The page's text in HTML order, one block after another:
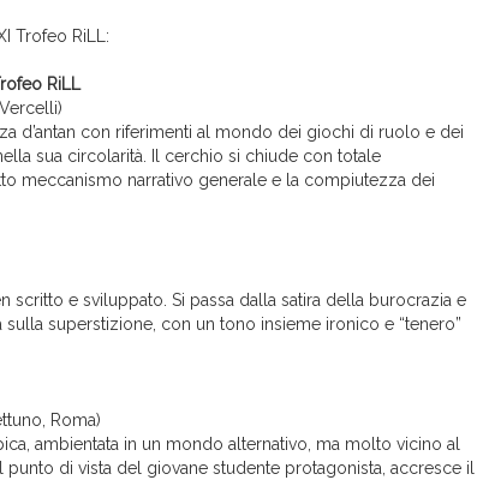
Trofeo RiLL:
RiLL
d’antan con riferimenti al mondo dei giochi di ruolo e dei
sua circolarità. Il cerchio si chiude con totale
meccanismo narrativo generale e la compiutezza dei
scritto e sviluppato. Si passa dalla satira della burocrazia e
superstizione, con un tono insieme ironico e “tenero”
Roma)
ambientata in un mondo alternativo, ma molto vicino al
punto di vista del giovane studente protagonista, accresce il